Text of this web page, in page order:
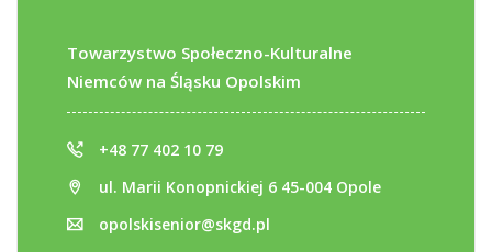
Towarzystwo Społeczno-Kulturalne
Niemców na Śląsku Opolskim
+48 77 402 10 79
ul. Marii Konopnickiej 6 45-004 Opole
opolskisenior@skgd.pl